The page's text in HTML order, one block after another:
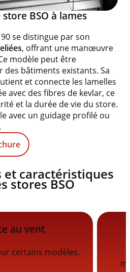
BSO à lames
90 se distingue par son
, offrant une manœuvre
modèle peut être
des bâtiments existants. Sa
et connecte les lamelles
avec des fibres de kevlar, ce
et la durée de vie du store.
avec un guidage profilé ou
et caractéristiques
stores BSO
au vent
certains modèles.